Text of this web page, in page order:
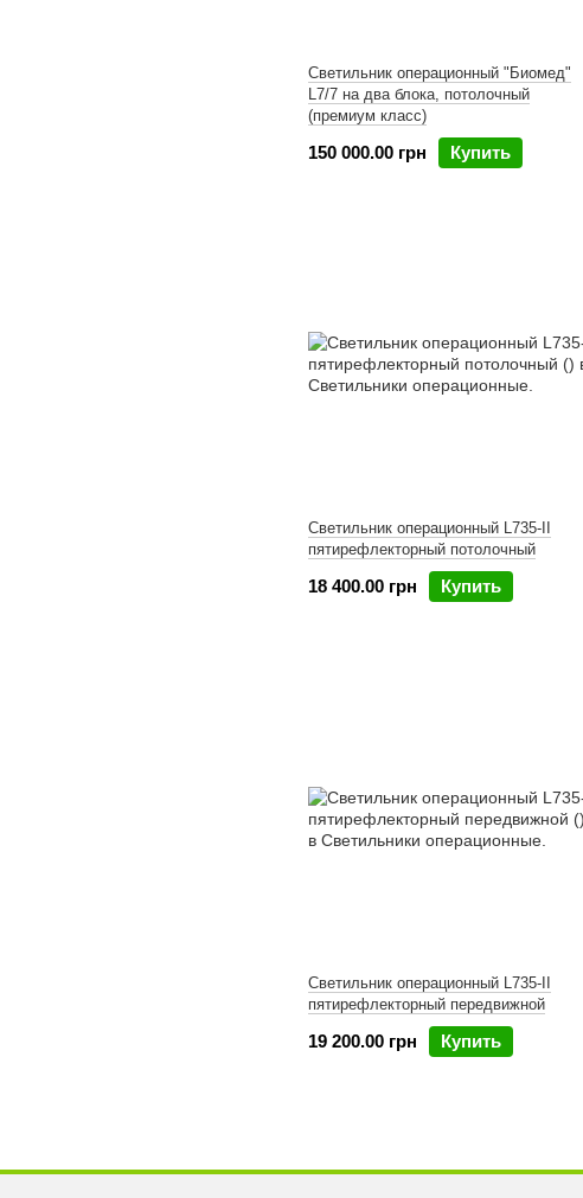
Светильник операционный "Биомед"
L7/7 на два блока, потолочный
(премиум класс)
150 000.00 грн Купить
Светильник операционный L735-II
пятирефлекторный потолочный
18 400.00 грн Купить
Светильник операционный L735-II
пятирефлекторный передвижной
19 200.00 грн Купить